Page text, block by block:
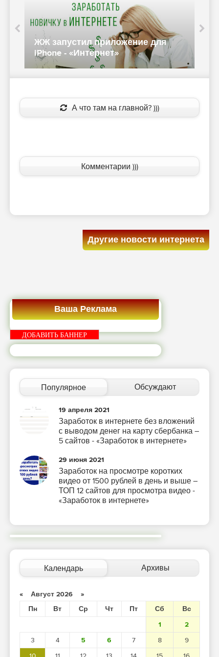
ЖЖ запустил приложение для
iPhone - «Интернет»
А что там на главной? )))
Комментарии )))
Другие новости интернета
Ваша Реклама
ДОБАВИТЬ БАННЕР
Популярное Обсуждают
19 апреля 2021
Заработок в интернете без вложений
с выводом денег на карту сбербанка –
5 сайтов - «Заработок в интернете»
29 июня 2021
Заработок на просмотре коротких
видео от 1500 рублей в день и выше –
ТОП 12 сайтов для просмотра видео -
«Заработок в интернете»
Календарь Архивы
« Август 2026 »
Пн
Вт Ср Чт Пт Сб
Вс
1
2
3
4 5 6 7 8
9